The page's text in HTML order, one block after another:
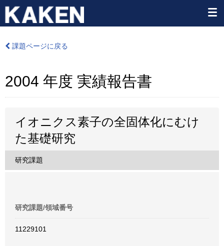
課題ページに戻る
2004 年度 実績報告書
イオニクス素子の全固体化にむけ
た基礎研究
研究課題
研究課題/領域番号
11229101